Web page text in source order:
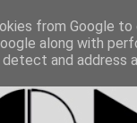
from Google
along with
and address